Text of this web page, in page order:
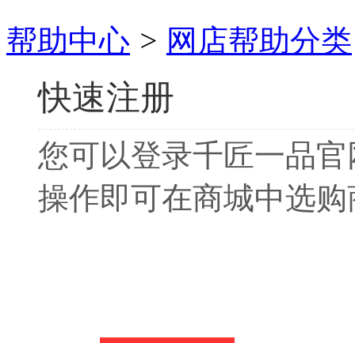
帮助中心 > 网店帮助分类
快速注册
您可以登录千匠一品
操作即可在商城中选购